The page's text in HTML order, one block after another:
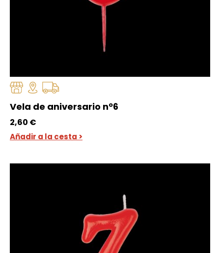
Vela de aniversario nº6
2,60 €
Añadir a la cesta >